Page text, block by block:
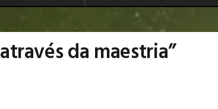
da maestria”